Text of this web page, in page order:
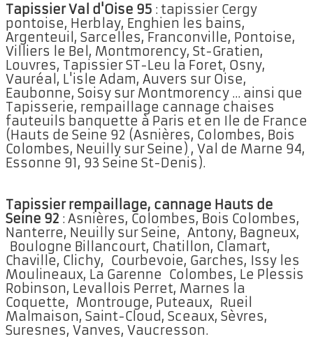
Tapissier Val d'Oise 95 : tapissier Cergy
pontoise, Herblay, Enghien les bains,
Argenteuil, Sarcelles, Franconville, Pontoise,
Villiers le Bel, Montmorency, St-Gratien,
Louvres, Tapissier ST-Leu la Foret, Osny,
Vauréal, L'isle Adam, Auvers sur Oise,
Eaubonne, Soisy sur Montmorency ... ainsi que
Tapisserie, rempaillage cannage chaises
fauteuils banquette à Paris et en Ile de France
(Hauts de Seine 92 (Asnières, Colombes, Bois
Colombes, Neuilly sur Seine) , Val de Marne 94,
Essonne 91, 93 Seine St-Denis).
Tapissier rempaillage, cannage Hauts de
Seine 92 : Asnières, Colombes, Bois Colombes,
Nanterre, Neuilly sur Seine, Antony, Bagneux,
Boulogne Billancourt, Chatillon, Clamart,
Chaville, Clichy, Courbevoie, Garches, Issy les
Moulineaux, La Garenne Colombes, Le Plessis
Robinson, Levallois Perret, Marnes la
Coquette, Montrouge, Puteaux, Rueil
Malmaison, Saint-Cloud, Sceaux, Sèvres,
Suresnes, Vanves, Vaucresson.